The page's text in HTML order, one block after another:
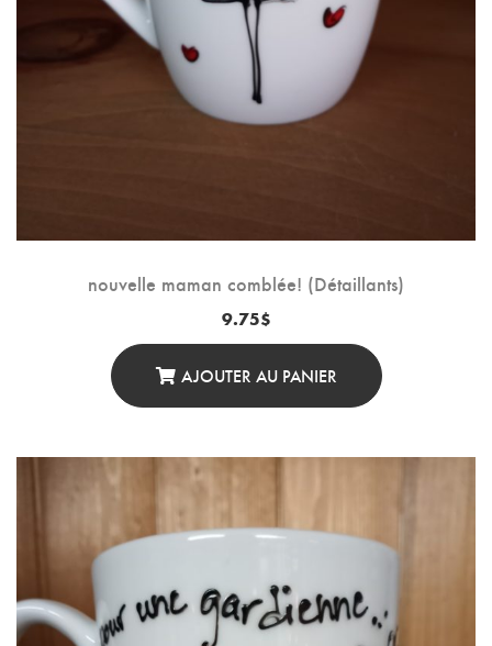
nouvelle maman comblée! (Détaillants)
9.75$
AJOUTER AU PANIER